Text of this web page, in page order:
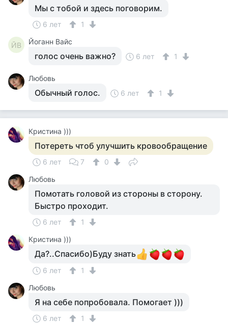
Мы с тобой и здесь поговорим.
6 лет 1
ЙВ Йоганн Вайс
голос очень важно? 6 лет 1
Любовь
Обычный голос. 6 лет 1
Кристина )))
Потереть чтоб улучшить кровообращение
6 лет 7
0
Любовь
Помотать головой из стороны в сторону.
Быстро проходит.
6 лет
1
Кристина )))
Да?..Спасибо)Буду знать
6 лет
1
Любовь
Я на себе попробовала. Помогает )))
6 лет
1